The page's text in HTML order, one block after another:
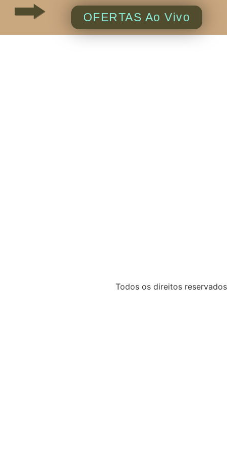
OFERTAS Ao Vivo
Todos os direitos reservados